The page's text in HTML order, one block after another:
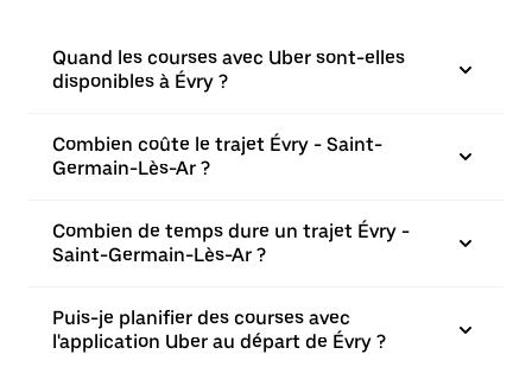
Quand les courses avec Uber sont-elles
disponibles à Évry ?
Combien coûte le trajet Évry - Saint-
Germain-Lès-Ar ?
Combien de temps dure un trajet Évry -
Saint-Germain-Lès-Ar ?
Puis-je planifier des courses avec
l'application Uber au départ de Évry ?